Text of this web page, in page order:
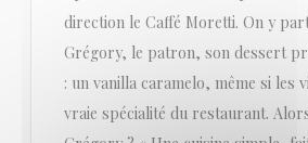
direction le Caffé Moretti. On y
Grégory, le patron, son dessert
: un vanilla caramelo, même si les
vraie spécialité du restaurant.